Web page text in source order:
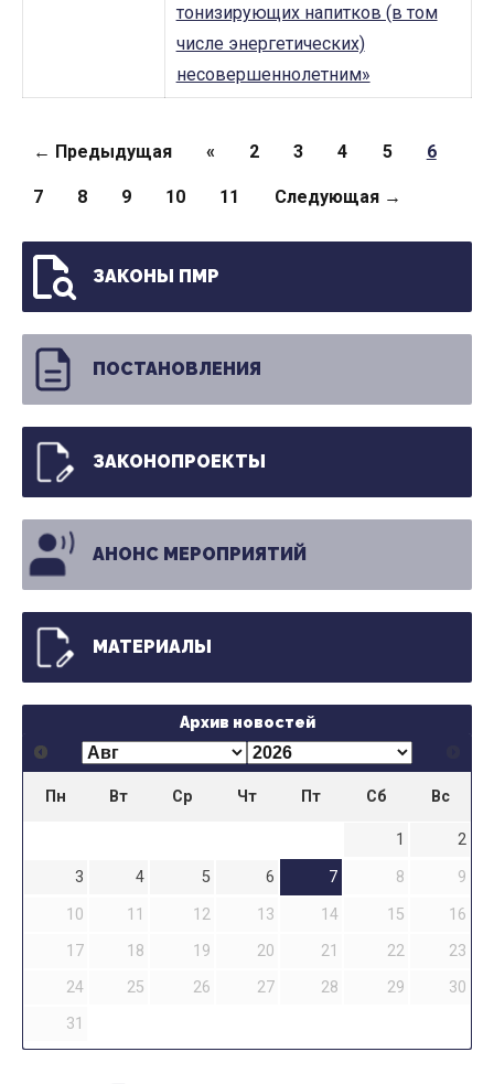
тонизирующих напитков (в том
числе энергетических)
несовершеннолетним»
Страницы
← Предыдущая « 2 3 4 5 6
7 8 9 10 11 Следующая →
ЗАКОНЫ ПМР
ПОСТАНОВЛЕНИЯ
ЗАКОНОПРОЕКТЫ
АНОНС МЕРОПРИЯТИЙ
МАТЕРИАЛЫ
Архив новостей
Пн Вт Ср Чт Пт Сб Вс
1
2
3
4 5 6 7 8
9
10
11 12 13 14 15
16
17
18 19 20 21 22
23
24
25 26 27 28 29
30
31